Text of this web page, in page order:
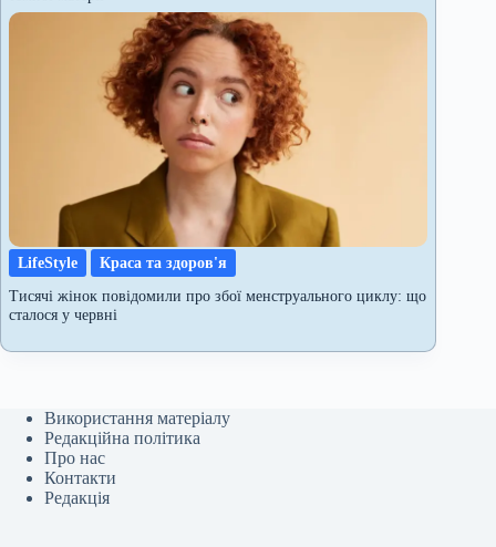
LifeStyle
Краса та здоров'я
Тисячі жінок повідомили про збої менструального циклу: що
сталося у червні
Використання матеріалу
Редакційна політика
Про нас
Контакти
Редакція